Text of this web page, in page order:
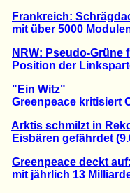
Frankreich:
mit über 5000 Modulen
NRW: Pseudo-Grüne
Position der
"Ein Witz"
Greenpeace kritisiert
Arktis schmilzt in
Eisbären gefährdet
Greenpeace deckt
mit jährlich 13